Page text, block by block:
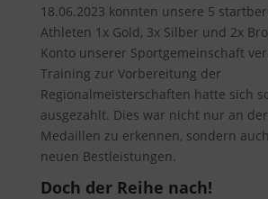
18.06.2023 konnten unsere 5
Athleten 1x Gold, 3x Silber und 2x
Konto unserer Sportgemeinschaft
Training zur Vorbereitung der
Regionalmeisterschaften hatte sich
ausgezahlt. Dies war nicht nur an
Medaillen zu erkennen, sondern
neuen Bestleistungen.
Doch der Reihe nach!